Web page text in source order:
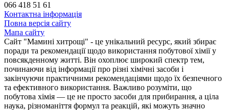
066 418 51 61
Контактна інформація
Повна версія сайту
Мапа сайту
Сайт "Мамині хитрощі" - це унікальний ресурс, який збирає
поради та рекомендації щодо використання побутової хімії у
повсякденному житті. Він охоплює широкий спектр тем,
починаючи від інформації про різні хімічні засоби і
закінчуючи практичними рекомендаціями щодо їх безпечного
та ефективного використання. Важливо розуміти, що
побутова хімія — це не просто засоби для прибирання, а ціла
наука, різноманіття формул та реакцій, які можуть значно